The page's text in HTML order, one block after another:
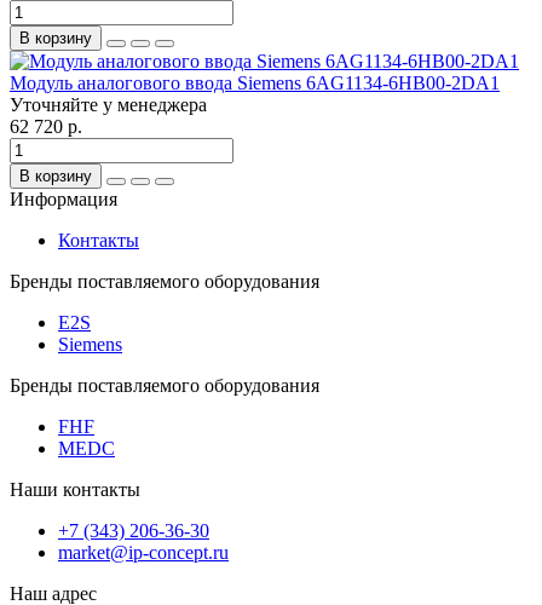
В корзину
Модуль аналогового ввода Siemens 6AG1134-6HB00-2DA1
Уточняйте у менеджера
62 720 р.
В корзину
Информация
Контакты
Бренды поставляемого оборудования
E2S
Siemens
Бренды поставляемого оборудования
FHF
MEDC
Наши контакты
+7 (343) 206-36-30
market@ip-concept.ru
Наш адрес